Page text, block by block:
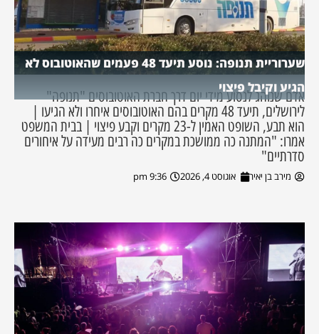
שערוריית תנופה: נוסע תיעד 48 פעמים שהאוטובוס לא
הגיע וקיבל פיצוי
אדם שנוהג לנסוע מידי יום דרך חברת האוטובוסים "תנופה"
לירושלים, תיעד 48 מקרים בהם האוטובוסים איחרו ולא הגיעו |
הוא תבע, השופט האמין ל-23 מקרים וקבע פיצוי | בבית המשפט
אמרו: "המתנה כה ממושכת במקרים כה רבים מעידה על איחורים
סדרתיים"
מירב בן יאיר אוגוסט 4, 2026 9:36 pm